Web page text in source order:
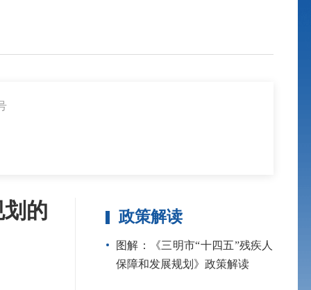
的 政策解读
图解：《三明市“十四五”残疾人
保障和发展规划》政策解读